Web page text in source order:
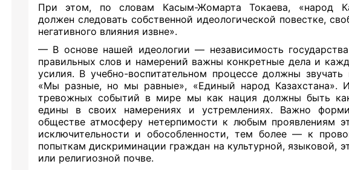
При этом, по словам Касым-Жомарта Токаева, «народ
должен следовать собственной идеологической повестке,
негативного влияния извне».
— В основе нашей идеологии — независимость
правильных слов и намерений важны конкретные дела и
усилия. В учебно-воспитательном процессе должны звучать
«Мы разные, но мы равные», «Единый народ Казахстана».
тревожных событий в мире мы как нация должны быть
едины в своих намерениях и устремлениях. Важно
обществе атмосферу нетерпимости к любым проявлениям
исключительности и обособленности, тем более — к
попыткам дискриминации граждан на культурной, языковой,
или религиозной почве.